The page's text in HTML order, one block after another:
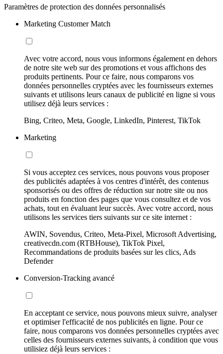
Paramètres de protection des données personnalisés
Marketing Customer Match
Avec votre accord, nous vous informons également en dehors
de notre site web sur des promotions et vous affichons des
produits pertinents. Pour ce faire, nous comparons vos
données personnelles cryptées avec les fournisseurs externes
suivants et utilisons leurs canaux de publicité en ligne si vous
utilisez déjà leurs services :
Bing, Criteo, Meta, Google, LinkedIn, Pinterest, TikTok
Marketing
Si vous acceptez ces services, nous pouvons vous proposer
des publicités adaptées à vos centres d'intérêt, des contenus
sponsorisés ou des offres de réduction sur notre site ou nos
produits en fonction des pages que vous consultez et de vos
achats, tout en évaluant leur succès. Avec votre accord, nous
utilisons les services tiers suivants sur ce site internet :
AWIN, Sovendus, Criteo, Meta-Pixel, Microsoft Advertising,
creativecdn.com (RTBHouse), TikTok Pixel,
Recommandations de produits basées sur les clics, Ads
Defender
Conversion-Tracking avancé
En acceptant ce service, nous pouvons mieux suivre, analyser
et optimiser l'efficacité de nos publicités en ligne. Pour ce
faire, nous comparons vos données personnelles cryptées avec
celles des fournisseurs externes suivants, à condition que vous
utilisiez déjà leurs services :